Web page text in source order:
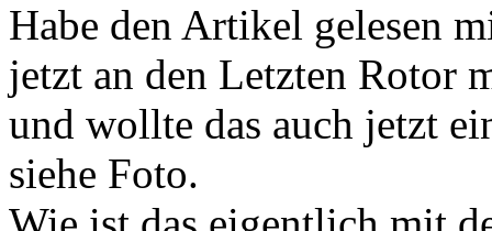
Habe den Artikel gelesen
jetzt an den Letzten Rotor
und wollte das auch jetzt
siehe Foto.